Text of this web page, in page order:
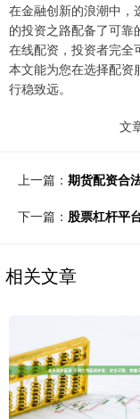
在金融创新的浪潮中，
的投资之路配备了可靠
在线配资，投资者完全
本文能为您在选择配资
行稳致远。
文
上一篇： 期货配资合
下一篇： 股票杠杆平
相关文章